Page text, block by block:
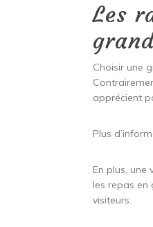
Les
Choisir une
apprécient
Plus
En plus,
les repas en
visiteurs.